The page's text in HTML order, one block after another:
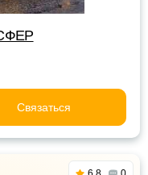
Связаться